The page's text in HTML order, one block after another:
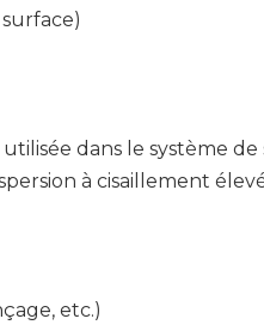
dans le système
à cisaillement
etc.)